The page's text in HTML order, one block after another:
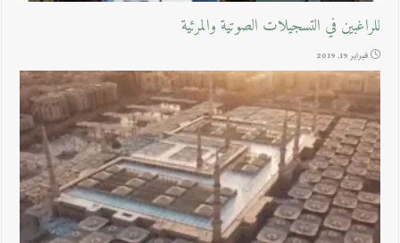
للراغبين في التسجيلات الصوتية والمرئية
فبراير 19, 2019